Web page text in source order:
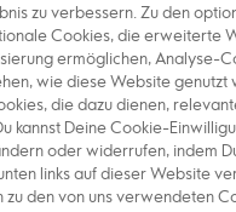
zu verbessern. Zu den
Cookies, die erweiterte
ermöglichen, Analyse-
wie diese Website genutzt
die dazu dienen,
kannst Deine Cookie-
oder widerrufen, indem
links auf dieser Website
zu den von uns verwendeten